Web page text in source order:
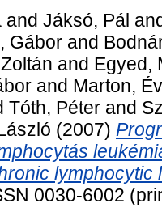
and Jáksó, Pál
Gábor and
and Egyed,
and Marton,
Tóth, Péter and
(2007)
lymphocytic
0030-6002